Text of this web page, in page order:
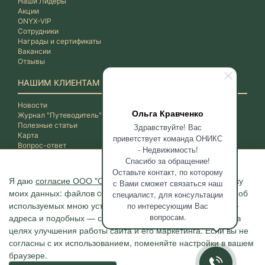
Ольга Кравченко
Здравствуйте! Вас
приветствует команда ОНИКС
- Недвижимость!
Спасибо за обращение!
Оставьте контакт, по которому
с Вами сможет связаться наш
специалист, для консультации
по интересующим Вас
вопросам.
Я даю согласие ООО "ОНИКС-Недвижимость"на обработку
моих данных: файлов cookie, сведений о моих действиях, об
используемых мною устройствах, даты и время сессии, IP-
адреса и подобных — с помощью метрических программ в
целях улучшения работы сайта и его маркетинга. Если вы не
согласны с их использованием, поменяйте настройки в вашем
браузере.
Акции
ONYX-VIP
Сотрудники
Награды и сертификаты
Вакансии
Отзывы
НАШИМ КЛИЕНТАМ
Новости
Журнал "Путеводитель"
Полезные статьи
Карта
Вопрос-ответ